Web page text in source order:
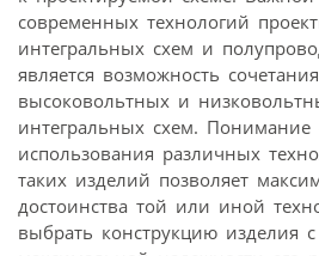
современных технологий
интегральных схем и
является возможность
высоковольтных и
интегральных схем. Понимание
использования различных
таких изделий позволяет
достоинства той или иной
выбрать конструкцию изделия